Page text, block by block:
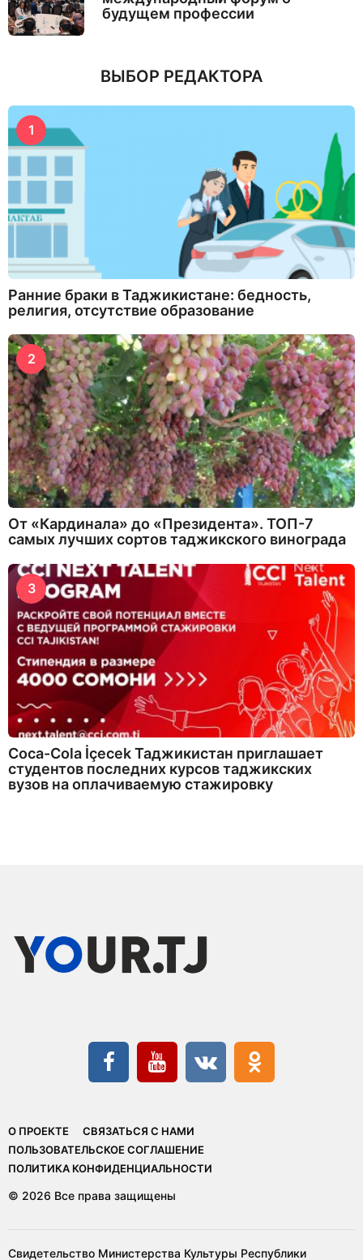
будущем профессии
ВЫБОР РЕДАКТОРА
1
Ранние браки в Таджикистане: бедность,
религия, отсутствие образование
2
От «Кардинала» до «Президента». ТОП-7
самых лучших сортов таджикского винограда
3
Coca-Cola İçecek Таджикистан приглашает
студентов последних курсов таджикских
вузов на оплачиваемую стажировку
О ПРОЕКТЕ
СВЯЗАТЬСЯ С НАМИ
ПОЛЬЗОВАТЕЛЬСКОЕ СОГЛАШЕНИЕ
ПОЛИТИКА КОНФИДЕНЦИАЛЬНОСТИ
© 2026 Все права защищены
Свидетельство Министерства Культуры Республики